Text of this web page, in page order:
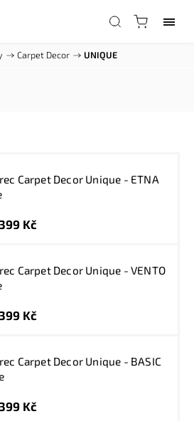
/ Carpet Decor / UNIQUE
Carpet Decor Unique - ETNA
Kč
Carpet Decor Unique - VENTO
Kč
Carpet Decor Unique - BASIC
Kč